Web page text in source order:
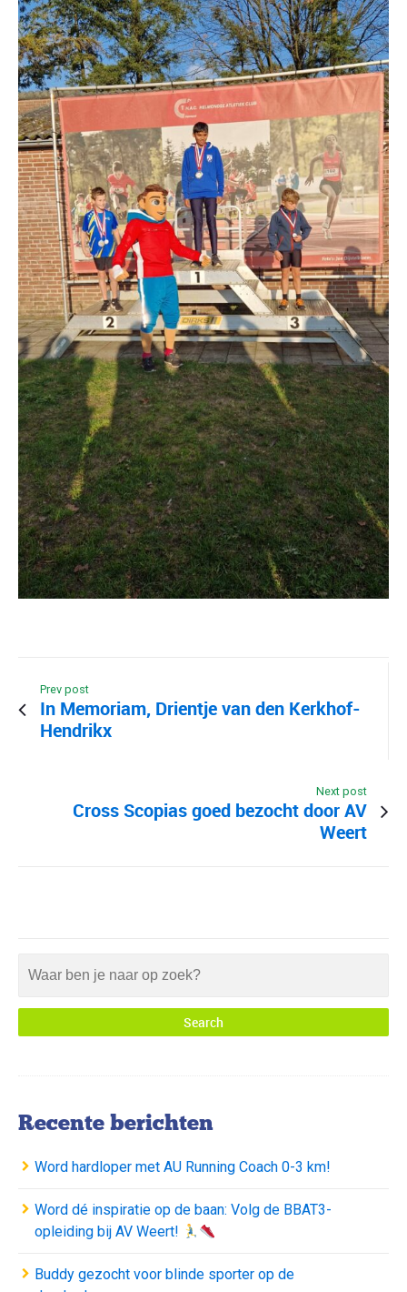
Prev post
In Memoriam, Drientje van den Kerkhof-
Hendrikx
Next post
Cross Scopias goed bezocht door AV
Weert
Recente berichten
Word hardloper met AU Running Coach 0-3 km!
Word dé inspiratie op de baan: Volg de BBAT3-
opleiding bij AV Weert!
Buddy gezocht voor blinde sporter op de